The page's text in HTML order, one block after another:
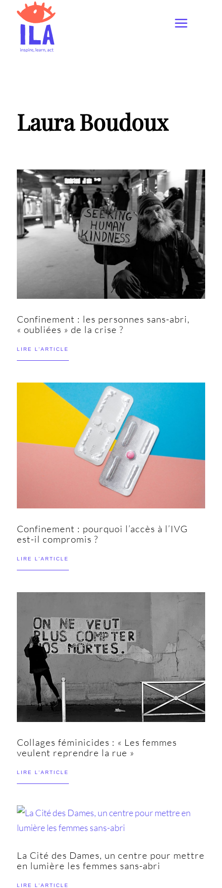
Laura Boudoux
Confinement : les personnes sans-abri,
« oubliées » de la crise ?
LIRE L'ARTICLE
Confinement : pourquoi l’accès à l’IVG
est-il compromis ?
LIRE L'ARTICLE
Collages féminicides : « Les femmes
veulent reprendre la rue »
LIRE L'ARTICLE
La Cité des Dames, un centre pour mettre
en lumière les femmes sans-abri
LIRE L'ARTICLE